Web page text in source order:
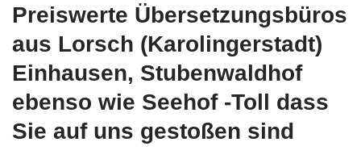
Preiswerte Übersetzungsbüros
aus Lorsch (Karolingerstadt)
Einhausen, Stubenwaldhof
ebenso wie Seehof -Toll dass
Sie auf uns gestoßen sind